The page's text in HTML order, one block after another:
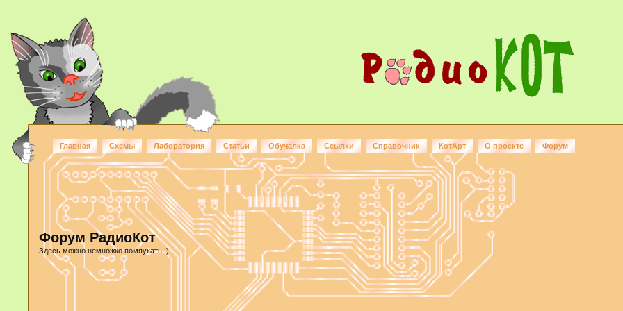
Главная Схемы Лаборатория Статьи Обучалка Ссылки Справочник КотАрт О проекте Форум
Форум РадиоКот
Здесь можно немножко помяукать :)